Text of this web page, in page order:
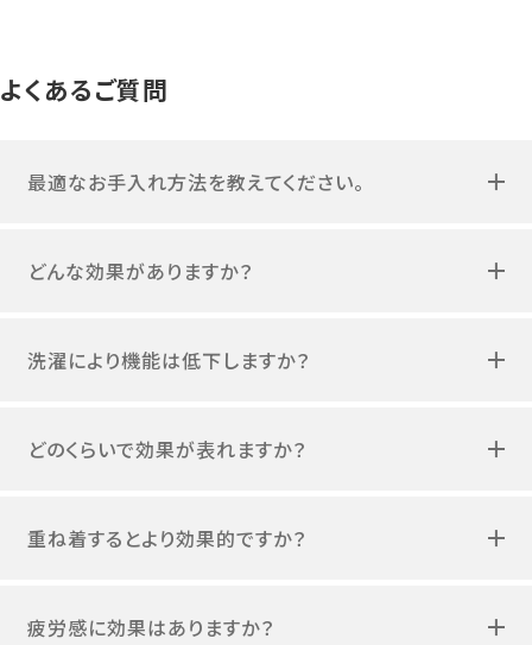
よくあるご質問
最適なお手入れ方法を教えてください。
どんな効果がありますか？
洗濯により機能は低下しますか？
どのくらいで効果が表れますか？
重ね着するとより効果的ですか？
疲労感に効果はありますか？